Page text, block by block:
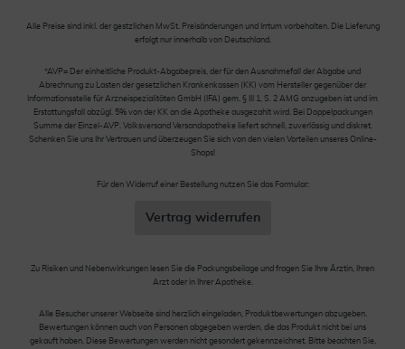
Alle Preise sind inkl. der gestzlichen MwSt. Preisänderungen und Irrtum vorbehalten. Die Lieferung
erfolgt nur innerhalb von Deutschland.
*AVP= Der einheitliche Produkt-Abgabepreis, der für den Ausnahmefall der Abgabe und
Abrechnung zu Lasten der gesetzlichen Krankenkassen (KK) vom Hersteller gegenüber der
Informationsstelle für Arzneispezialitäten GmbH (IFA) gem. § III 1, S. 2 AMG anzugeben ist und im
Erstattungsfall abzügl. 5% von der KK an die Apotheke ausgezahlt wird. Bei Doppelpackungen
Summe der Einzel-AVP. Volksversand Versandapotheke liefert schnell, zuverlässig und diskret.
Schenken Sie uns Ihr Vertrauen und überzeugen Sie sich von den vielen Vorteilen unseres Online-
Shops!
Für den Widerruf einer Bestellung nutzen Sie das Formular:
Vertrag widerrufen
Zu Risiken und Nebenwirkungen lesen Sie die Packungsbeilage und fragen Sie Ihre Ärztin, Ihren
Arzt oder in Ihrer Apotheke.
Alle Besucher unserer Webseite sind herzlich eingeladen, Produktbewertungen abzugeben.
Bewertungen können auch von Personen abgegeben werden, die das Produkt nicht bei uns
gekauft haben. Diese Bewertungen werden nicht gesondert gekennzeichnet. Bitte beachten Sie,